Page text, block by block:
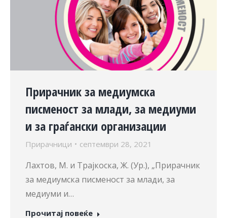
Прирачник за медиумска
писменост за млади, за медиуми
и за граѓански организации
Прирачници септември 28, 2021
Лахтов, М. и Трајкоска, Ж. (Ур.), „Прирачник
за медиумска писменост за млади, за
медиуми и…
Прочитај повеќе